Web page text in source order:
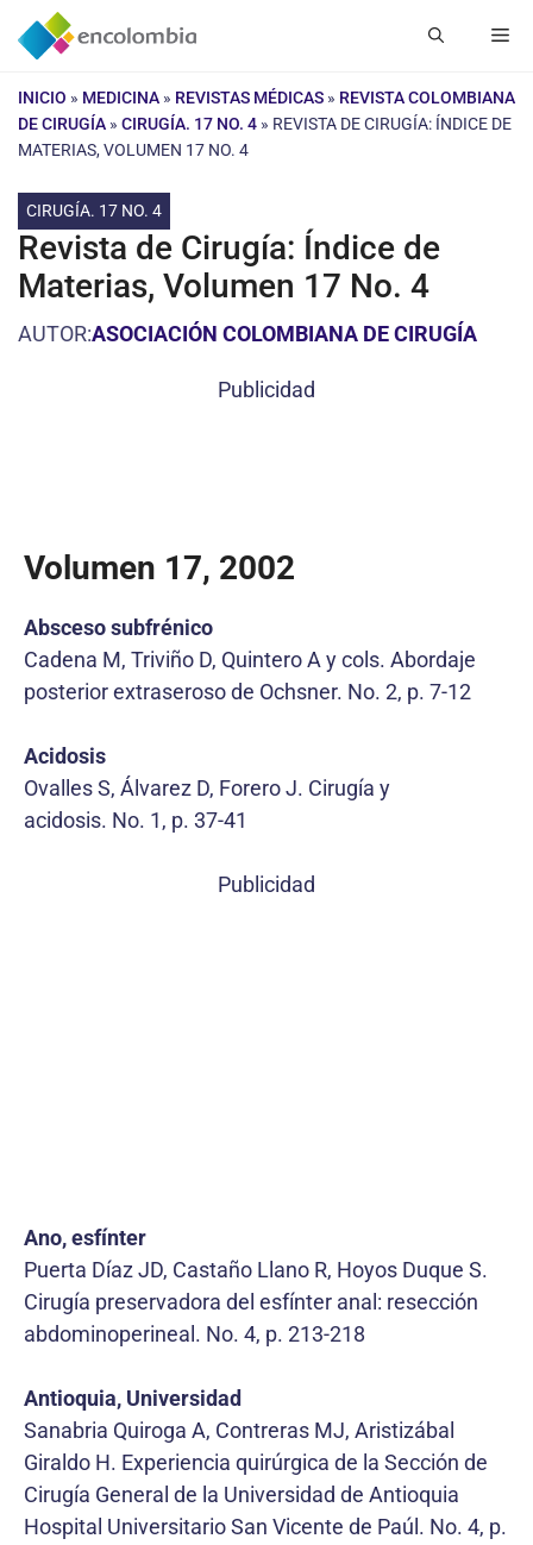
Saltar
INICIO » MEDICINA » REVISTAS MÉDICAS » REVISTA COLOMBIANA
DE CIRUGÍA » CIRUGÍA. 17 NO. 4 » REVISTA DE CIRUGÍA: ÍNDICE DE
MATERIAS, VOLUMEN 17 NO. 4
CIRUGÍA. 17 NO. 4
Revista de Cirugía: Índice de
Materias, Volumen 17 No. 4
AUTOR:ASOCIACIÓN COLOMBIANA DE CIRUGÍA
Publicidad
Volumen 17, 2002
Absceso subfrénico
Cadena M, Triviño D, Quintero A y cols. Abordaje
posterior extraseroso de Ochsner. No. 2, p. 7-12
Acidosis
Ovalles S, Álvarez D, Forero J. Cirugía y
acidosis. No. 1, p. 37-41
Publicidad
Ano, esfínter
Puerta Díaz JD, Castaño Llano R, Hoyos Duque S.
Cirugía preservadora del esfínter anal: resección
abdominoperineal. No. 4, p. 213-218
Antioquia, Universidad
Sanabria Quiroga A, Contreras MJ, Aristizábal
Giraldo H. Experiencia quirúrgica de la Sección de
Cirugía General de la Universidad de Antioquia
Hospital Universitario San Vicente de Paúl. No. 4, p.